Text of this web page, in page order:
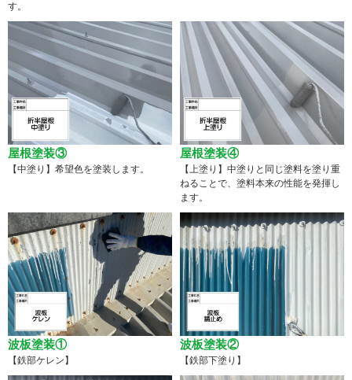
す。
屋根塗装③
【中塗り】希望色を塗装します。
屋根塗装④
【上塗り】中塗りと同じ塗料を塗り重
ねることで、塗料本来の性能を発揮し
ます。
波板塗装①
【鉄部ケレン】
波板塗装②
【鉄部下塗り】